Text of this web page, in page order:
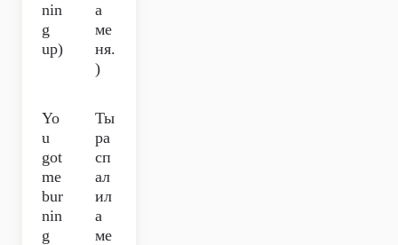
nin
g
up)
а
ме
ня.
)
Yo
u
got
me
bur
nin
g
Ты
ра
сп
ал
ил
а
ме